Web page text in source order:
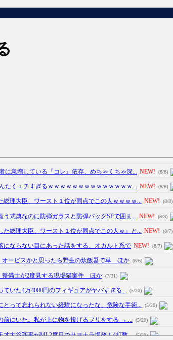
に急増している『コレ』依存、めちゃくちゃ深... NEW! (8/8)
たくエチすぎるｗｗｗｗｗｗｗｗｗｗｗｗｗｗ... NEW! (8/8)
総理大臣、ワースト１位が同点でこの人ｗｗｗｗ... NEW! (8/8)
う式典なのに防弾ガラスと防弾バッグSPで囲ま... NEW! (8/8)
た総理大臣、ワースト１位が同点でこの人ｗ』と... NEW! (8/7)
にならない目にあった話をする、オカルト系で NEW! (8/7)
オービスかと思ったら野生の炊飯器で草 ほか (8/6)
整備士が2度見する現場猫案件 ほか (7/31)
いた4万4000円のフィギュアがヤバすぎる... (5/20)
とって忘れられない経験になったな」危険な手術... (5/20)
前にいた。私が上に物を投げるフリをする → ... (5/20)
才大谷翔平がML2度目のサヨナラ爆発！4打数... (5/20)